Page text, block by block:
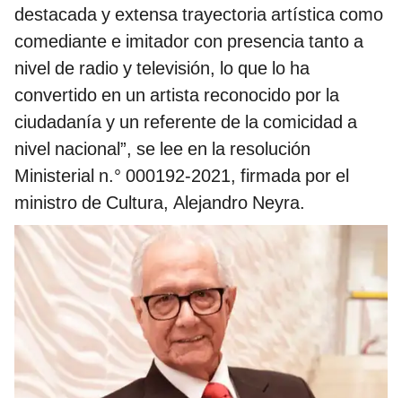
destacada y extensa trayectoria artística como
comediante e imitador con presencia tanto a
nivel de radio y televisión, lo que lo ha
convertido en un artista reconocido por la
ciudadanía y un referente de la comicidad a
nivel nacional”, se lee en la resolución
Ministerial n.° 000192-2021, firmada por el
ministro de Cultura, Alejandro Neyra.